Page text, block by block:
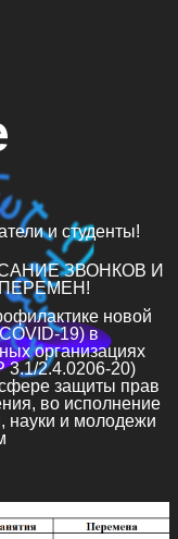
и студенты!
ЗВОНКОВ И
новой
19) в
организациях
3.1/2.4.0206-20)
защиты прав
во исполнение
науки и молодежи